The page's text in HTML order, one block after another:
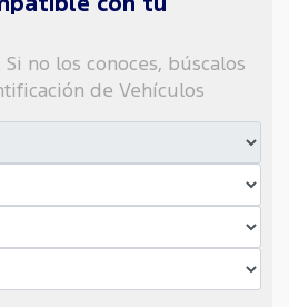
no los conoces, búscalos
de Vehículos